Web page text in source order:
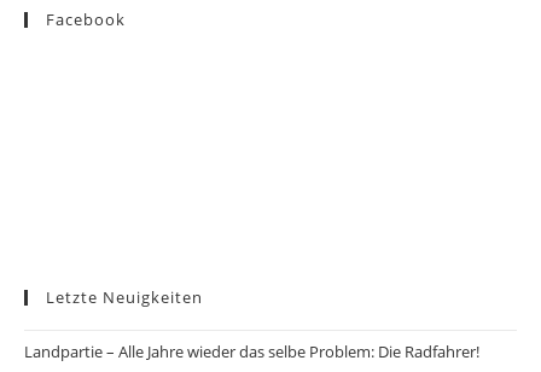
Facebook
Letzte Neuigkeiten
Landpartie – Alle Jahre wieder das selbe Problem: Die Radfahrer!